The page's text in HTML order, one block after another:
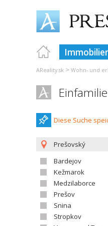
AReality.sk > Wohn- und
Diese Suche
Prešovský
Bardejov
Kežmarok
Medzilaborce
Prešov
Snina
Stropkov